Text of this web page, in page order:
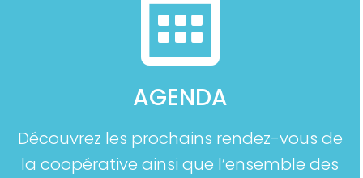
AGENDA
Découvrez les prochains rendez-vous de
la coopérative ainsi que l’ensemble des